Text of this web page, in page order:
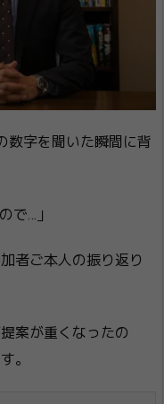
数字を聞いた瞬間に背
で…」
者ご本人の振り返り
案が重くなったの
。